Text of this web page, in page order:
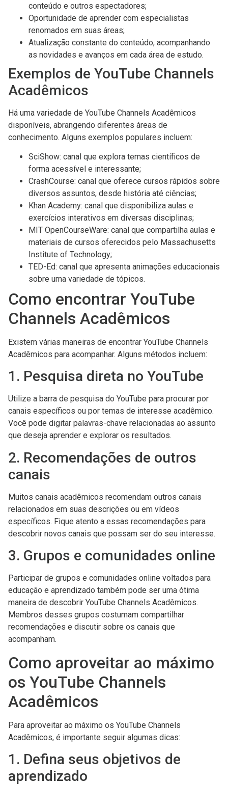
conteúdo e outros espectadores;
Oportunidade de aprender com especialistas
renomados em suas áreas;
Atualização constante do conteúdo, acompanhando
as novidades e avanços em cada área de estudo.
Exemplos de YouTube Channels
Acadêmicos
Há uma variedade de YouTube Channels Acadêmicos
disponíveis, abrangendo diferentes áreas de
conhecimento. Alguns exemplos populares incluem:
SciShow: canal que explora temas científicos de
forma acessível e interessante;
CrashCourse: canal que oferece cursos rápidos sobre
diversos assuntos, desde história até ciências;
Khan Academy: canal que disponibiliza aulas e
exercícios interativos em diversas disciplinas;
MIT OpenCourseWare: canal que compartilha aulas e
materiais de cursos oferecidos pelo Massachusetts
Institute of Technology;
TED-Ed: canal que apresenta animações educacionais
sobre uma variedade de tópicos.
Como encontrar YouTube
Channels Acadêmicos
Existem várias maneiras de encontrar YouTube Channels
Acadêmicos para acompanhar. Alguns métodos incluem:
1. Pesquisa direta no YouTube
Utilize a barra de pesquisa do YouTube para procurar por
canais específicos ou por temas de interesse acadêmico.
Você pode digitar palavras-chave relacionadas ao assunto
que deseja aprender e explorar os resultados.
2. Recomendações de outros
canais
Muitos canais acadêmicos recomendam outros canais
relacionados em suas descrições ou em vídeos
específicos. Fique atento a essas recomendações para
descobrir novos canais que possam ser do seu interesse.
3. Grupos e comunidades online
Participar de grupos e comunidades online voltados para
educação e aprendizado também pode ser uma ótima
maneira de descobrir YouTube Channels Acadêmicos.
Membros desses grupos costumam compartilhar
recomendações e discutir sobre os canais que
acompanham.
Como aproveitar ao máximo
os YouTube Channels
Acadêmicos
Para aproveitar ao máximo os YouTube Channels
Acadêmicos, é importante seguir algumas dicas:
1. Defina seus objetivos de
aprendizado